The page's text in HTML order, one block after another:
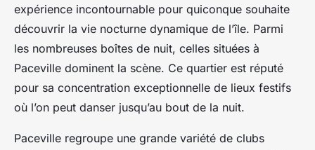
expérience incontournable pour quiconque souhaite
découvrir la vie nocturne dynamique de l’île. Parmi
les nombreuses boîtes de nuit, celles situées à
Paceville dominent la scène. Ce quartier est réputé
pour sa concentration exceptionnelle de lieux festifs
où l’on peut danser jusqu’au bout de la nuit.
Paceville regroupe une grande variété de clubs